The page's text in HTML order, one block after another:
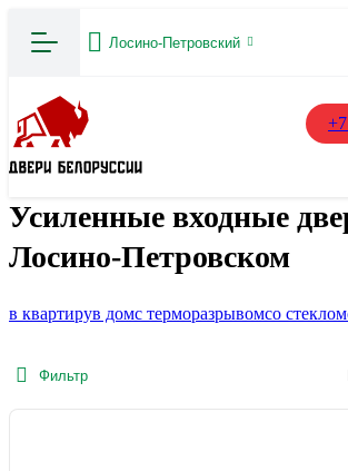
Лосино-Петровский
Усиленные входные
Лосино-Петровском
в квартирув домс терморазрывомсо стеклом
Фильтр